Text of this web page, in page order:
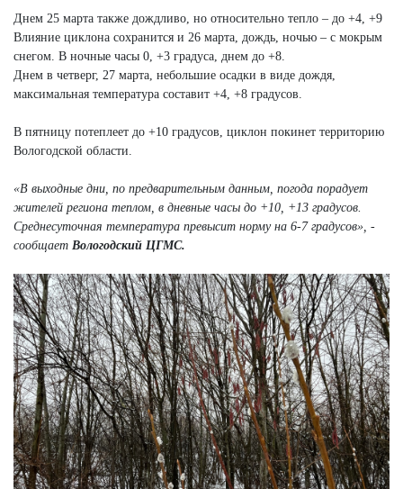
Днем 25 марта также дождливо, но относительно тепло – до +4, +9
Влияние циклона сохранится и 26 марта, дождь, ночью – с мокрым
снегом. В ночные часы 0, +3 градуса, днем до +8.
Днем в четверг, 27 марта, небольшие осадки в виде дождя,
максимальная температура составит +4, +8 градусов.
В пятницу потеплеет до +10 градусов, циклон покинет территорию
Вологодской области.
«В выходные дни, по предварительным данным, погода порадует
жителей региона теплом, в дневные часы до +10, +13 градусов.
Среднесуточная температура превысит норму на 6-7 градусов», -
сообщает Вологодский ЦГМС.